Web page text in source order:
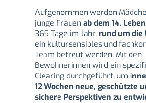
Aufgenommen werden
junge Frauenab dem 14.
365 Tage im Jahr, rund um die
ein kultursensibles und
Team betreut werden. Mit den
Bewohnerinnen wird ein
Clearing durchgeführt, um
12 Wochen neue, geschützte
sichere Perspektiven zu